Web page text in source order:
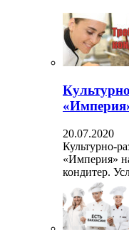
20.07.2020
Культурно-
«Империя»
кондитер.